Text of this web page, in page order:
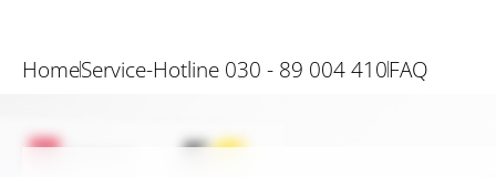
HomeService-Hotline 030 - 89 004 410FAQ